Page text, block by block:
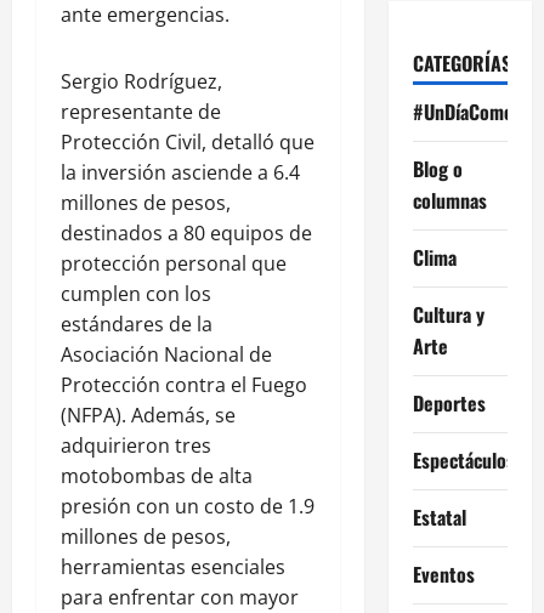
ante emergencias.
Sergio Rodríguez,
representante de
Protección Civil, detalló que
la inversión asciende a 6.4
millones de pesos,
destinados a 80 equipos de
protección personal que
cumplen con los
estándares de la
Asociación Nacional de
Protección contra el Fuego
(NFPA). Además, se
adquirieron tres
motobombas de alta
presión con un costo de 1.9
millones de pesos,
herramientas esenciales
para enfrentar con mayor
CATEGORÍAS
#UnDíaComoHoy
Blog o
columnas
Clima
Cultura y
Arte
Deportes
Espectáculos
Estatal
Eventos